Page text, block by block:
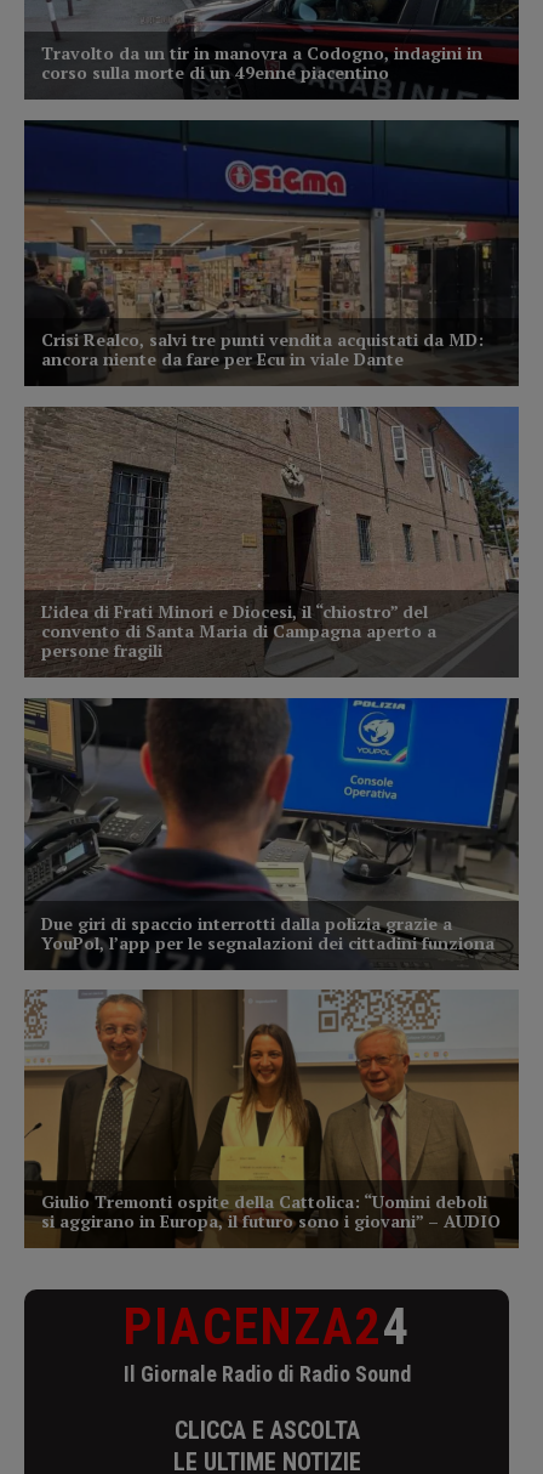
PIACENZA24
Il Giornale Radio di Radio Sound
CLICCA E ASCOLTA
LE ULTIME NOTIZIE